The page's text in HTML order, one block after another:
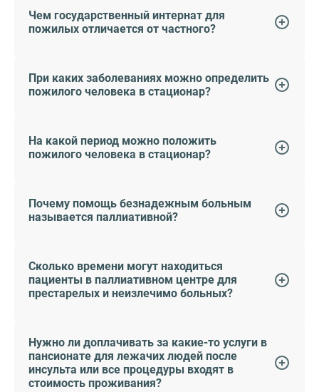
Чем государственный интернат для
пожилых отличается от частного?
При каких заболеваниях можно определить
пожилого человека в стационар?
На какой период можно положить
пожилого человека в стационар?
Почему помощь безнадежным больным
называется паллиативной?
Сколько времени могут находиться
пациенты в паллиативном центре для
престарелых и неизлечимо больных?
Нужно ли доплачивать за какие-то услуги в
пансионате для лежачих людей после
инсульта или все процедуры входят в
стоимость проживания?